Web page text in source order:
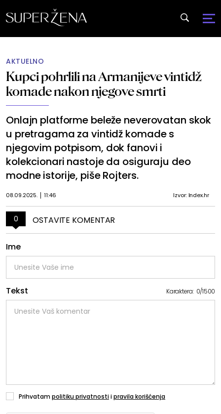
AKTUELNO
Kupci pohrlili na Armanijeve vintidž
komade nakon njegove smrti
Onlajn platforme beleže neverovatan skok
u pretragama za vintidž komade s
njegovim potpisom, dok fanovi i
kolekcionari nastoje da osiguraju deo
modne istorije, piše Rojters.
08.09.2025. 11:46 Izvor: Index.hr
0 OSTAVITE KOMENTAR
Ime
Tekst Karaktera: 0/1500
Prihvatampolitiku privatnostiipravila korišćenja